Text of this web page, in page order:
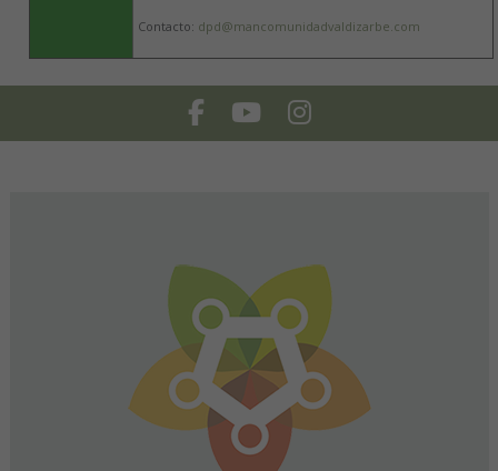
Contacto: dpd@mancomunidadvaldizarbe.com
FacebookYoutubeInstagram